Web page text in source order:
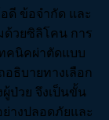
ดี ข้อจำกัด และ
ด้วยซิลิโคน การ
คนิคผ่าตัดแบบ
ธิบายทางเลือก
ป่วย จึงเป็นขั้น
างปลอดภัยและ